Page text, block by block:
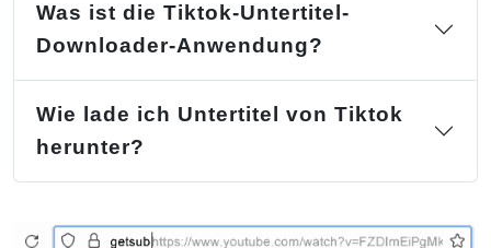
Was ist die Tiktok-Untertitel-
Downloader-Anwendung?
Wie lade ich Untertitel von Tiktok
herunter?